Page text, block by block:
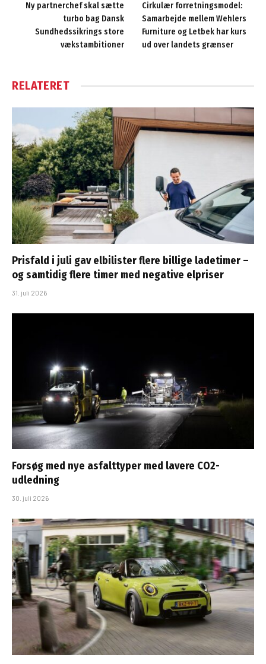
Ny partnerchef skal sætte
turbo bag Dansk
Sundhedssikrings store
vækstambitioner
Cirkulær forretningsmodel:
Samarbejde mellem Wehlers
Furniture og Letbek har kurs
ud over landets grænser
RELATERET
Prisfald i juli gav elbilister flere billige ladetimer –
og samtidig flere timer med negative elpriser
31. juli 2026
Forsøg med nye asfalttyper med lavere CO2-
udledning
30. juli 2026